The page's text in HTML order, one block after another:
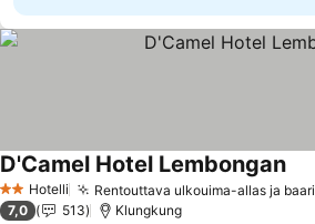
2 Tähtiluokitus
Hotelli Rentouttava ulkouima-allas ja baari
D'Camel Hotel Lembongan
7,0 513 Klungkung